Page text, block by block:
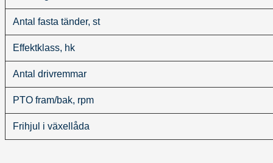
Antal fasta tänder, st
Effektklass, hk
Antal drivremmar
PTO fram/bak, rpm
Frihjul i växellåda